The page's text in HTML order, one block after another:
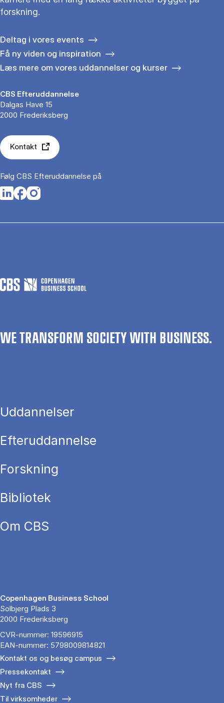
forskning.
Deltag i vores events
Få ny viden og inspiration
Læs mere om vores uddannelser og kurser
CBS Efteruddannelse
Dalgas Have 15
2000 Frederiksberg
Kontakt
Følg CBS Efteruddannelse på
Opens in a new tab
Opens in a new tab
Opens in a new tab
WE TRANSFORM SOCIETY WITH BUSINESS.
Uddannelser
Efteruddannelse
Forskning
Bibliotek
Om CBS
Copenhagen Business School
Solbjerg Plads 3
2000 Frederiksberg
CVR-nummer: 19596915
EAN-nummer: 5798009814821
Kontakt os og besøg campus
Pressekontakt
Nyt fra CBS
Til virksomheder